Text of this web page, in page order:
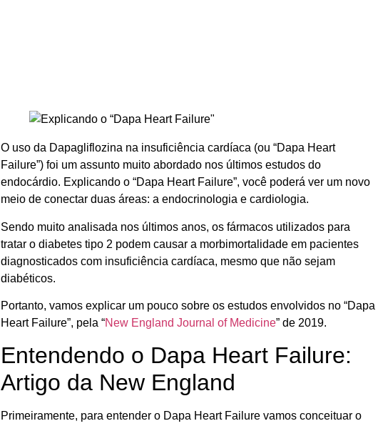
O uso da Dapagliflozina na insuficiência cardíaca (ou “Dapa Heart
Failure”) foi um assunto muito abordado nos últimos estudos do
endocárdio. Explicando o “Dapa Heart Failure”, você poderá ver um novo
meio de conectar duas áreas: a endocrinologia e cardiologia.
Sendo muito analisada nos últimos anos, os fármacos utilizados para
tratar o diabetes tipo 2 podem causar a morbimortalidade em pacientes
diagnosticados com insuficiência cardíaca, mesmo que não sejam
diabéticos.
Portanto, vamos explicar um pouco sobre os estudos envolvidos no “Dapa
Heart Failure”, pela “New England Journal of Medicine” de 2019.
Entendendo o Dapa Heart Failure:
Artigo da New England
Primeiramente, para entender o Dapa Heart Failure vamos conceituar o